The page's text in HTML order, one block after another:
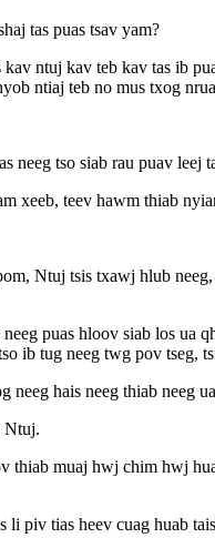
tas puas tsav yam?
ntuj kav teb kav tas
ntiaj teb no mus txog
neeg tso siab rau puav
xeeb, teev hawm thiab
Ntuj tsis txawj hlub
puas hloov siab los
ib tug neeg twg pov tseg,
neeg hais neeg thiab neeg
Ntuj.
muaj hwj chim hwj
tias heev cuag huab